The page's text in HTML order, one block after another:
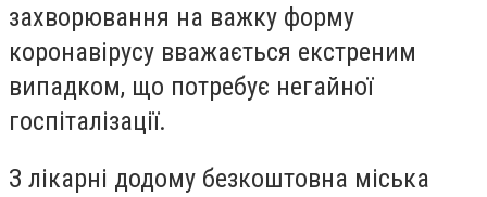
захворювання на важку форму
коронавірусу вважається екстреним
випадком, що потребує негайної
госпіталізації.
З лікарні додому безкоштовна міська